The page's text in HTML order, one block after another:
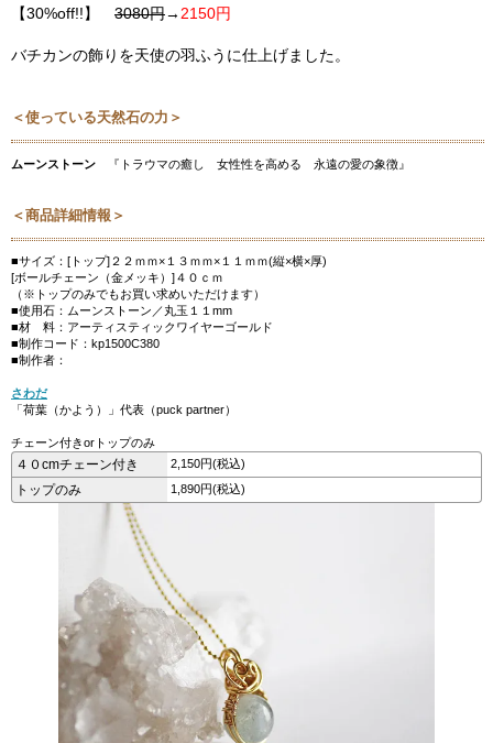
【30%off!!】 3080円→ 2150円
バチカンの飾りを天使の羽ふうに仕上げました。
＜使っている天然石の力＞
ムーンストーン 『トラウマの癒し 女性性を高める 永遠の愛の象徴』
＜商品詳細情報＞
■サイズ：[トップ]２２ｍｍ×１３ｍｍ×１１ｍｍ(縦×横×厚)
[ボールチェーン（金メッキ）]４０ｃｍ
（※トップのみでもお買い求めいただけます）
■使用石：ムーンストーン／丸玉１１mm
■材 料：アーティスティックワイヤーゴールド
■制作コード：kp1500C380
■制作者：
さわだ
「荷葉（かよう）」代表（puck partner）
チェーン付きorトップのみ
４０cmチェーン付き 2,150円(税込)
トップのみ 1,890円(税込)